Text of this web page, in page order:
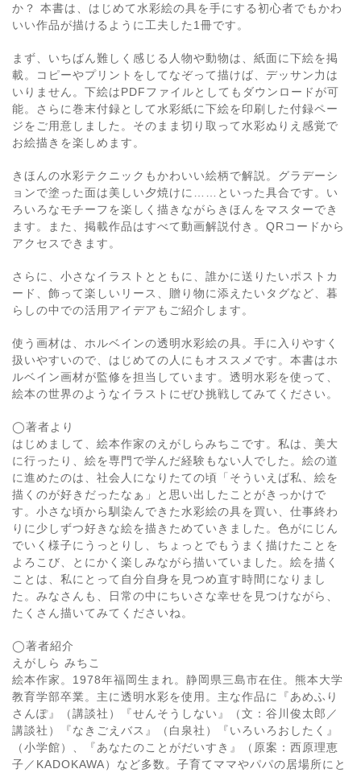
か？ 本書は、はじめて水彩絵の具を手にする初心者でもかわ
いい作品が描けるように工夫した1冊です。
まず、いちばん難しく感じる人物や動物は、紙面に下絵を掲
載。コピーやプリントをしてなぞって描けば、デッサン力は
いりません。下絵はPDFファイルとしてもダウンロードが可
能。さらに巻末付録として水彩紙に下絵を印刷した付録ペー
ジをご用意しました。そのまま切り取って水彩ぬりえ感覚で
お絵描きを楽しめます。
きほんの水彩テクニックもかわいい絵柄で解説。グラデーシ
ョンで塗った面は美しい夕焼けに……といった具合です。い
ろいろなモチーフを楽しく描きながらきほんをマスターでき
ます。また、掲載作品はすべて動画解説付き。QRコードから
アクセスできます。
さらに、小さなイラストとともに、誰かに送りたいポストカ
ード、飾って楽しいリース、贈り物に添えたいタグなど、暮
らしの中での活用アイデアもご紹介します。
使う画材は、ホルベインの透明水彩絵の具。手に入りやすく
扱いやすいので、はじめての人にもオススメです。本書はホ
ルベイン画材が監修を担当しています。透明水彩を使って、
絵本の世界のようなイラストにぜひ挑戦してみてください。
◯著者より
はじめまして、絵本作家のえがしらみちこです。私は、美大
に行ったり、絵を専門で学んだ経験もない人でした。絵の道
に進めたのは、社会人になりたての頃「そういえば私、絵を
描くのが好きだったなぁ」と思い出したことがきっかけで
す。小さな頃から馴染んできた水彩絵の具を買い、仕事終わ
りに少しずつ好きな絵を描きためていきました。色がにじん
でいく様子にうっとりし、ちょっとでもうまく描けたことを
よろこび、とにかく楽しみながら描いていました。絵を描く
ことは、私にとって自分自身を見つめ直す時間になりまし
た。みなさんも、日常の中にちいさな幸せを見つけながら、
たくさん描いてみてくださいね。
◯著者紹介
えがしら みちこ
絵本作家。1978年福岡生まれ。静岡県三島市在住。熊本大学
教育学部卒業。主に透明水彩を使用。主な作品に『あめふり
さんぽ』（講談社）『せんそうしない』（文：谷川俊太郎／
講談社）『なきごえバス』（白泉社）『いろいろおしたく』
（小学館）、『あなたのことがだいすき』（原案：西原理恵
子／KADOKAWA）など多数。子育てママやパパの居場所にと